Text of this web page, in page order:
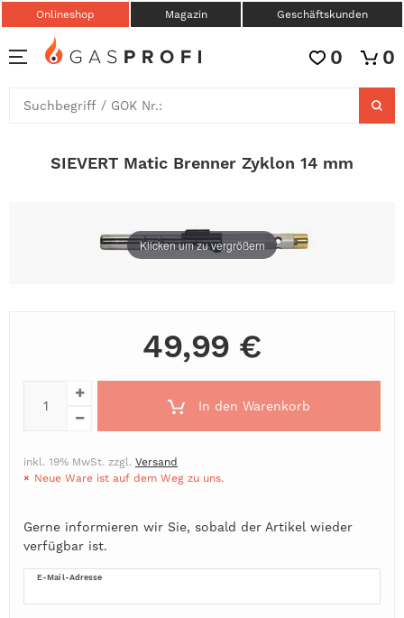
Onlineshop Magazin Geschäftskunden
0 0
SIEVERT Matic Brenner Zyklon 14 mm
Klicken um zu vergrößern
49,99 €
In den Warenkorb
inkl. 19% MwSt. zzgl. Versand
Neue Ware ist auf dem Weg zu uns.
Gerne informieren wir Sie, sobald der Artikel wieder
verfügbar ist.
E-Mail-Adresse